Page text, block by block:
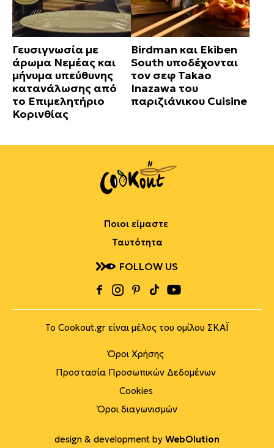
Γευσιγνωσία με
άρωμα Νεμέας και
μήνυμα υπεύθυνης
κατανάλωσης από
το Επιμελητήριο
Κορινθίας
Birdman και Ekiben
South υποδέχονται
τον σεφ Takao
Inazawa του
παριζιάνικου Cuisine
Ποιοι είμαστε
Ταυτότητα
FOLLOW US
Το Cookout.gr είναι μέλος του ομίλου ΣΚΑΪ
Όροι Χρήσης
Προστασία Προσωπικών Δεδομένων
Cookies
Όροι διαγωνισμών
design & development by WebOlution